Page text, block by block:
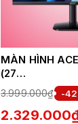
MÀN HÌNH
(27
INCH/FHD/IPS/
3.999.000₫ -